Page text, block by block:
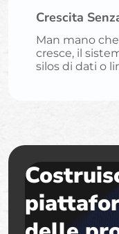
Crescita
Man mano
cresce, il
silos di dati o